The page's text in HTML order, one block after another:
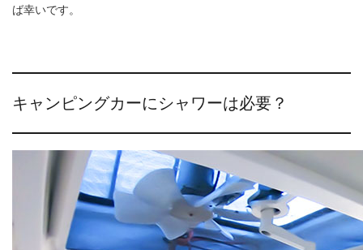
ば幸いです。
キャンピングカーにシャワーは必要？